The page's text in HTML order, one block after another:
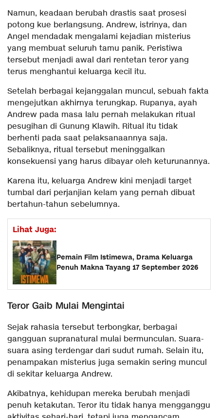
Namun, keadaan berubah drastis saat prosesi
potong kue berlangsung. Andrew, istrinya, dan
Angel mendadak mengalami kejadian misterius
yang membuat seluruh tamu panik. Peristiwa
tersebut menjadi awal dari rentetan teror yang
terus menghantui keluarga kecil itu.
Setelah berbagai kejanggalan muncul, sebuah fakta
mengejutkan akhirnya terungkap. Rupanya, ayah
Andrew pada masa lalu pernah melakukan ritual
pesugihan di Gunung Klawih. Ritual itu tidak
berhenti pada saat pelaksanaannya saja.
Sebaliknya, ritual tersebut meninggalkan
konsekuensi yang harus dibayar oleh keturunannya.
Karena itu, keluarga Andrew kini menjadi target
tumbal dari perjanjian kelam yang pernah dibuat
bertahun-tahun sebelumnya.
Lihat Juga:
Pemain Film Istimewa, Drama Keluarga
Penuh Makna Tayang 17 September 2026
Teror Gaib Mulai Mengintai
Sejak rahasia tersebut terbongkar, berbagai
gangguan supranatural mulai bermunculan. Suara-
suara asing terdengar dari sudut rumah. Selain itu,
penampakan misterius juga semakin sering muncul
di sekitar keluarga Andrew.
Akibatnya, kehidupan mereka berubah menjadi
penuh ketakutan. Teror itu tidak hanya mengganggu